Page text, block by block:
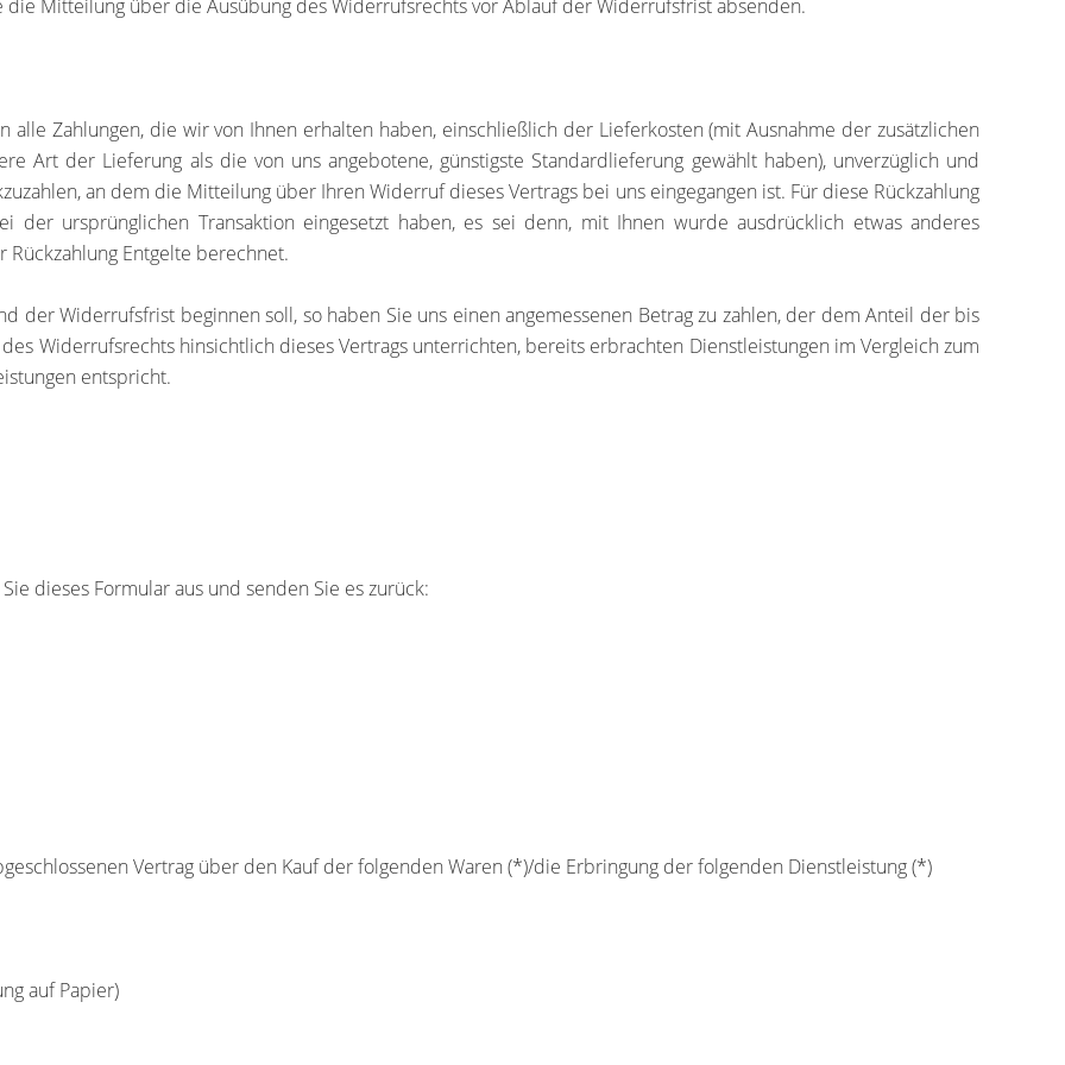
die Mitteilung über die Ausübung des Widerrufsrechts vor Ablauf der Widerrufsfrist absenden.
Zahlungen, die wir von Ihnen erhalten haben, einschließlich der Lieferkosten (mit Ausnahme der zusätzlichen
Art der Lieferung als die von uns angebotene, günstigste Standardlieferung gewählt haben), unverzüglich und
an dem die Mitteilung über Ihren Widerruf dieses Vertrags bei uns eingegangen ist. Für diese Rückzahlung
der ursprünglichen Transaktion eingesetzt haben, es sei denn, mit Ihnen wurde ausdrücklich etwas anderes
Entgelte berechnet.
der Widerrufsfrist beginnen soll, so haben Sie uns einen angemessenen Betrag zu zahlen, der dem Anteil der bis
Widerrufsrechts hinsichtlich dieses Vertrags unterrichten, bereits erbrachten Dienstleistungen im Vergleich zum
entspricht.
dieses Formular aus und senden Sie es zurück:
Vertrag über den Kauf der folgenden Waren (*)/die Erbringung der folgenden Dienstleistung (*)
auf Papier)